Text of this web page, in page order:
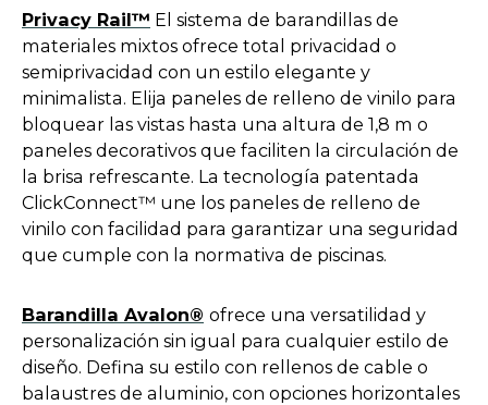
w
t
a
b
Privacy Rail™ o
p
e
n
s
i
n
a
n
e
t
a
b
El sistema de barandillas de
materiales mixtos ofrece total privacidad o
semiprivacidad con un estilo elegante y
minimalista. Elija paneles de relleno de vinilo para
bloquear las vistas hasta una altura de 1,8 m o
paneles decorativos que faciliten la circulación de
la brisa refrescante. La tecnología patentada
ClickConnect™ une los paneles de relleno de
vinilo con facilidad para garantizar una seguridad
que cumple con la normativa de piscinas.
Barandilla Avalon® o
p
e
n
ofrece una versatilidad y
personalización sin igual para cualquier estilo de
diseño. Defina su estilo con rellenos de cable o
balaustres de aluminio, con opciones horizontales